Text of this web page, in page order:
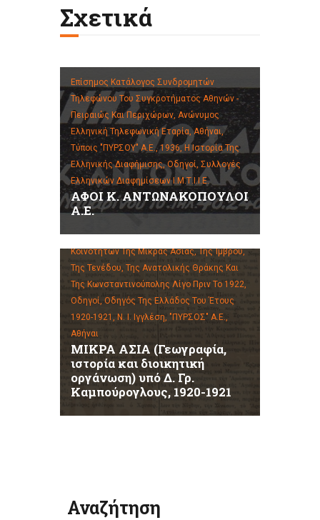
Σχετικά
Επίσημος Κατάλογος Συνδρομητών
Τηλεφώνου Του Συγκροτήματος Αθηνών -
Πειραιώς Και Περιχώρων, Ανώνυμος
Ελληνική Τηλεφωνική Εταρία, Αθήναι,
Τύποις "ΠΥΡΣΟΥ" Α.Ε., 1936, Η Ιστορία Της
Ελληνικής Διαφήμισης,Οδηγοί, Συλλογές
Ελληνικών Διαφημίσεων Ι.Μ.Τ.Ι.Ι.Ε.
ΑΦΟΙ Κ. ΑΝΤΩΝΑΚΟΠΟΥΛΟΙ
Α.Ε.
Η Ανθρωπογεωγραφία Των Ελληνικών
Κοινοτήτων Της Μικράς Ασίας, Της Ίμβρου,
Της Τενέδου, Της Ανατολικής Θράκης Και
Της Κωνσταντινούπολης Λίγο Πριν Το 1922,
Οδηγοί, Οδηγός Της Ελλάδος Του Έτους
1920-1921, Ν. Ι. Ιγγλέση, "ΠΥΡΣΟΣ" Α.Ε.,
Αθήναι
ΜΙΚΡΑ ΑΣΙΑ (Γεωγραφία,
ιστορία και διοικητική
οργάνωση) υπό Δ. Γρ.
Καμπούρογλους, 1920-1921
Αναζήτηση